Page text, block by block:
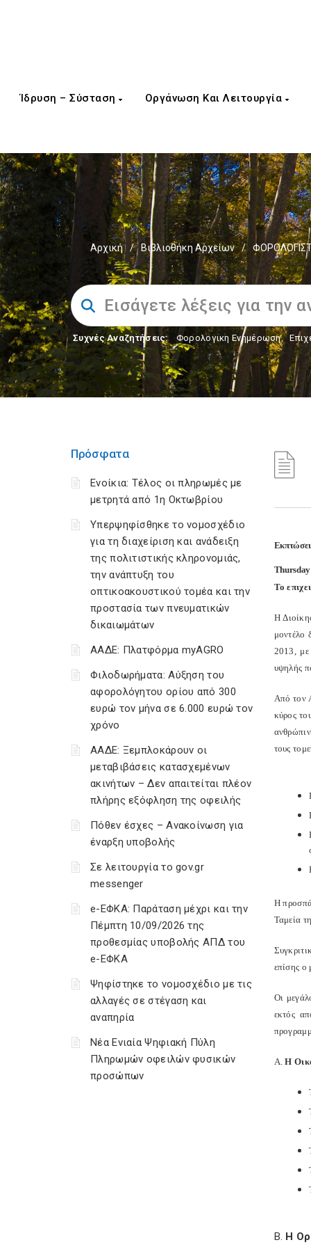
Ίδρυση – Σύσταση Οργάνωση Και Λειτουργία
Αρχική / Βιβλιοθήκη Αρχείων /
Συχνές Αναζητήσεις: Φορολογικη Ενημέρωση,
Πρόσφατα
Ενοίκια: Τέλος οι πληρωμές με
μετρητά από 1η Οκτωβρίου
Υπερψηφίσθηκε το νομοσχέδιο
για τη διαχείριση και ανάδειξη
της πολιτιστικής κληρονομιάς,
την ανάπτυξη του
οπτικοακουστικού τομέα και την
προστασία των πνευματικών
δικαιωμάτων
ΑΑΔΕ: Πλατφόρμα myAGRO
Φιλοδωρήματα: Αύξηση του
αφορολόγητου ορίου από 300
ευρώ τον μήνα σε 6.000 ευρώ τον
χρόνο
ΑΑΔΕ: Ξεμπλοκάρουν οι
μεταβιβάσεις κατασχεμένων
ακινήτων – Δεν απαιτείται πλέον
πλήρης εξόφληση της οφειλής
Πόθεν έσχες – Ανακοίνωση για
έναρξη υποβολής
Σε λειτουργία το gov.gr
messenger
e-ΕΦΚΑ: Παράταση μέχρι και την
Πέμπτη 10/09/2026 της
προθεσμίας υποβολής ΑΠΔ του
e-ΕΦΚΑ
Ψηφίστηκε το νομοσχέδιο με τις
αλλαγές σε στέγαση και
αναπηρία
Νέα Ενιαία Ψηφιακή Πύλη
Πληρωμών οφειλών φυσικών
προσώπων
Το
Η
μοντέλο
2013, με
υψηλής
Από τον
κύρος
τους
Η
Ταμεία
επίσης ο
Οι
εκτός
Α.Η
Β. Η